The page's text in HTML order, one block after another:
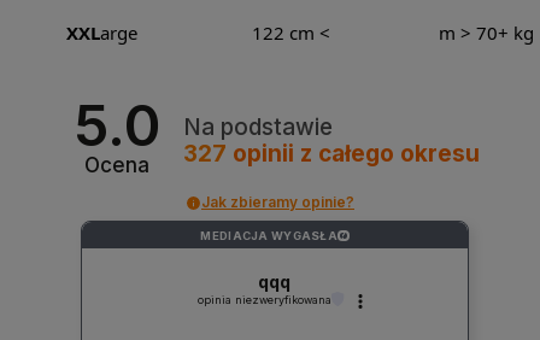
XXLarge 122 cm < m > 70+ kg
5.0
Ocena
Na podstawie
327 opinii z całego okresu
Jak zbieramy opinie?
MEDIACJA WYGASŁA ?
qqq
opinia niezweryfikowana